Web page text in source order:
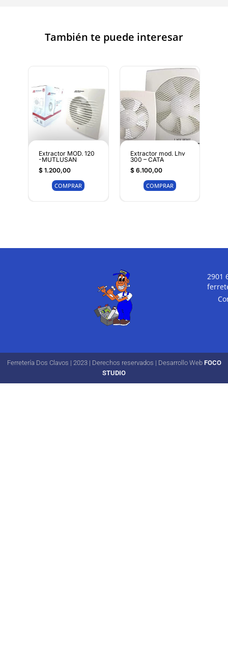
También te puede interesar
Extractor MOD. 120
-MUTLUSAN
$1.200,00
COMPRAR
Extractor mod. Lhv
300 – CATA
$6.100,00
COMPRAR
2901
Ferretería Dos Clavos | 2023 | Derechos reservados | Desarrollo Web FOCO
STUDIO